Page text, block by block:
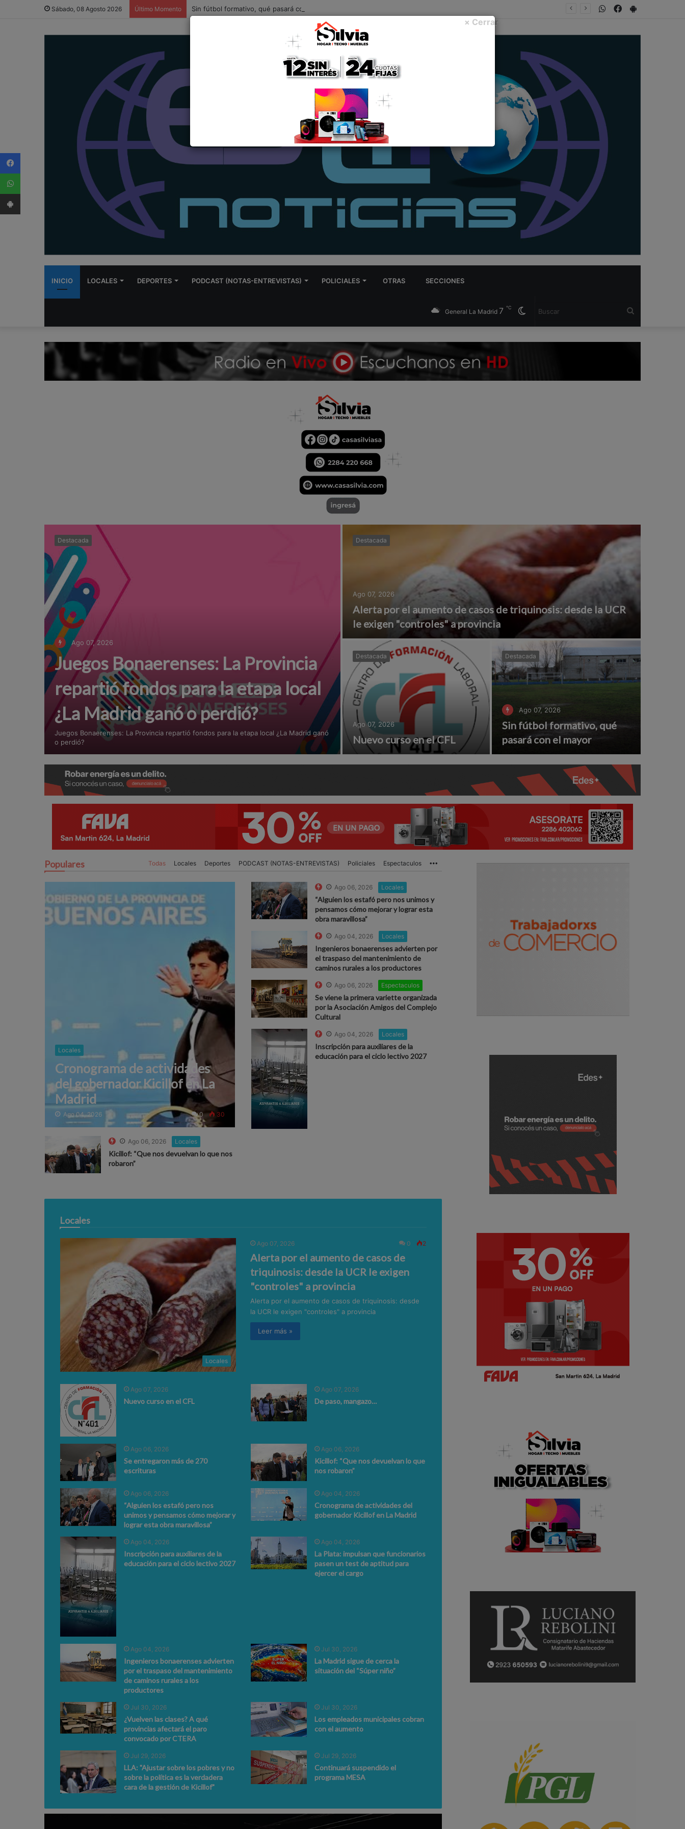
Sábado, 08 Agosto 2026 Último Momento Sin fútbol formativo, qué pasará con el mayor PlayStore
Facebook
WhatsApp
INICIO LOCALES DEPORTES PODCAST (NOTAS-ENTREVISTAS) POLICIALES OTRAS SECCIONES
Cambiar
modo
General La Madrid 7 ℃
Destacada
Ago 07, 2026
Juegos Bonaerenses: La Provincia
repartió fondos para la etapa local
¿La Madrid ganó o perdió?
Juegos Bonaerenses: La Provincia repartió fondos para la etapa local ¿La Madrid ganó
o perdió?
Destacada
Ago 07, 2026
Alerta por el aumento de casos de triquinosis: desde la UCR
le exigen "controles" a provincia
Destacada
Ago 07, 2026
Nuevo curso en el CFL
Destacada
Ago 07, 2026
Sin fútbol formativo, qué
pasará con el mayor
Populares Todas Locales Deportes PODCAST (NOTAS-ENTREVISTAS) Policiales Espectaculos
Locales
Cronograma de actividades
del gobernador Kicillof en La
Madrid
Ago 04, 2026 0 30
Ago 06, 2026 Locales
“Alguien los estafó pero nos unimos y
pensamos cómo mejorar y lograr esta
obra maravillosa”
Ago 04, 2026 Locales
Ingenieros bonaerenses advierten por
el traspaso del mantenimiento de
caminos rurales a los productores
Ago 06, 2026 Espectaculos
Se viene la primera variette organizada
por la Asociación Amigos del Complejo
Cultural
Ago 04, 2026 Locales
Inscripción para auxiliares de la
educación para el ciclo lectivo 2027
Ago 06, 2026 Locales
Kicillof: “Que nos devuelvan lo que nos
robaron”
Locales
Locales
Ago 07, 2026 0 2
Alerta por el aumento de casos de
triquinosis: desde la UCR le exigen
"controles" a provincia
Alerta por el aumento de casos de triquinosis: desde
la UCR le exigen "controles" a provincia
Leer más »
Ago 07, 2026
Nuevo curso en el CFL
Ago 07, 2026
De paso, mangazo…
Ago 06, 2026
Se entregaron más de 270
escrituras
Ago 06, 2026
Kicillof: “Que nos devuelvan lo que
nos robaron”
Ago 06, 2026
“Alguien los estafó pero nos
unimos y pensamos cómo mejorar y
lograr esta obra maravillosa”
Ago 04, 2026
Cronograma de actividades del
gobernador Kicillof en La Madrid
Ago 04, 2026
Inscripción para auxiliares de la
educación para el ciclo lectivo 2027
Ago 04, 2026
La Plata: impulsan que funcionarios
pasen un test de aptitud para
ejercer el cargo
Ago 04, 2026
Ingenieros bonaerenses advierten
por el traspaso del mantenimiento
de caminos rurales a los
productores
Jul 30, 2026
La Madrid sigue de cerca la
situación del “Súper niño”
Jul 30, 2026
¿Vuelven las clases? A qué
provincias afectará el paro
convocado por CTERA
Jul 30, 2026
Los empleados municipales cobran
con el aumento
Jul 29, 2026
LLA: "Ajustar sobre los pobres y no
sobre la política es la verdadera
cara de la gestión de Kicillof"
Jul 29, 2026
Continuará suspendido el
programa MESA
× Cerrar